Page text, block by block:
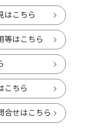
はこちら
等はこちら
こちら
合せはこちら